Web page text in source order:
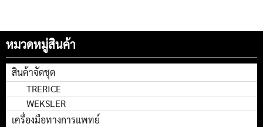
หมวดหมู่สินค้า
สินค้าจัดชุด
TRERICE
WEKSLER
เครื่องมือทางการแพทย์